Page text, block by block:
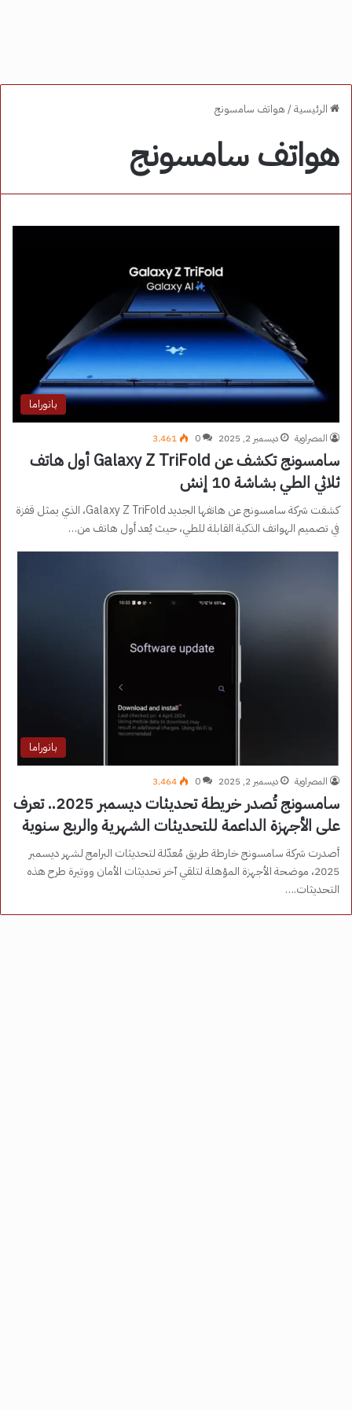
الرئيسية/ هواتف سامسونج
هواتف سامسونج
بانوراما
المصراوية ديسمبر 2, 2025 0 3٬461
سامسونج تكشف عن Galaxy Z TriFold أول هاتف
ثلاثي الطي بشاشة 10 إنش
كشفت شركة سامسونج عن هاتفها الجديد Galaxy Z TriFold، الذي يمثل قفزة
في تصميم الهواتف الذكية القابلة للطي، حيث يُعد أول هاتف من…
بانوراما
المصراوية ديسمبر 2, 2025 0 3٬464
سامسونج تُصدر خريطة تحديثات ديسمبر 2025.. تعرف
على الأجهزة الداعمة للتحديثات الشهرية والربع سنوية
أصدرت شركة سامسونج خارطة طريق مُعدّلة لتحديثات البرامج لشهر ديسمبر
2025، موضحة الأجهزة المؤهلة لتلقي آخر تحديثات الأمان ووتيرة طرح هذه
التحديثات.…